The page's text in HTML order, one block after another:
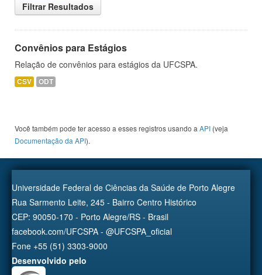
Filtrar Resultados
Convênios para Estágios
Relação de convênios para estágios da UFCSPA.
CSV ODT
Você também pode ter acesso a esses registros usando a API (veja
Documentação da API).
Universidade Federal de Ciências da Saúde de Porto Alegre
Rua Sarmento Leite, 245 - Bairro Centro Histórico
CEP: 90050-170 - Porto Alegre/RS - Brasil
facebook.com/UFCSPA - @UFCSPA_oficial
Fone +55 (51) 3303-9000
Desenvolvido pelo